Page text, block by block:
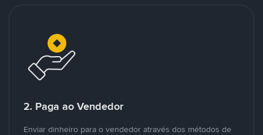
2. Paga ao Vendedor
Enviar dinheiro para o vendedor através dos métodos de